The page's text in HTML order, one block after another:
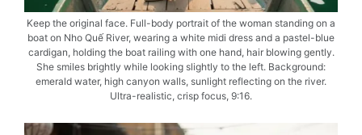
Keep the original face. Full-body portrait of the woman standing on a
boat on Nho Quế River, wearing a white midi dress and a pastel-blue
cardigan, holding the boat railing with one hand, hair blowing gently.
She smiles brightly while looking slightly to the left. Background:
emerald water, high canyon walls, sunlight reflecting on the river.
Ultra-realistic, crisp focus, 9:16.